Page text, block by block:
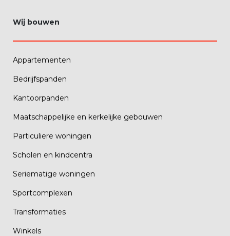
Wij bouwen
Appartementen
Bedrijfspanden
Kantoorpanden
Maatschappelijke en kerkelijke gebouwen
Particuliere woningen
Scholen en kindcentra
Seriematige woningen
Sportcomplexen
Transformaties
Winkels